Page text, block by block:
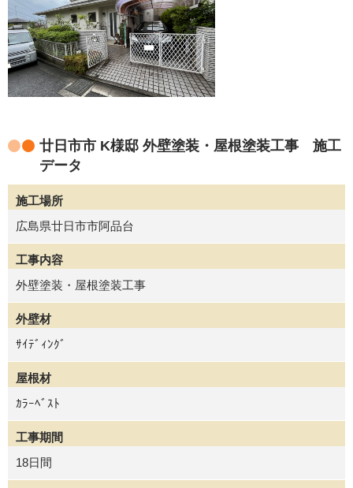
廿日市市 K様邸 外壁塗装・屋根塗装工事 施工
データ
施工場所
広島県廿日市市阿品台
工事内容
外壁塗装・屋根塗装工事
外壁材
ｻｲﾃﾞｨﾝｸﾞ
屋根材
ｶﾗｰﾍﾞｽﾄ
工事期間
18日間